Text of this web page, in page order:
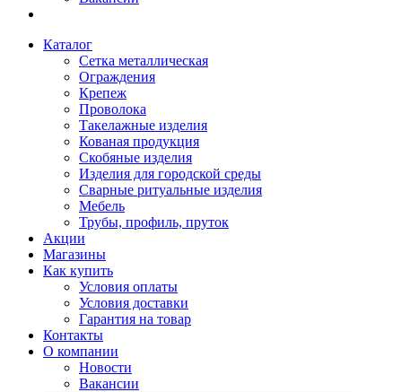
Каталог
Сетка металлическая
Ограждения
Крепеж
Проволока
Такелажные изделия
Кованая продукция
Скобяные изделия
Изделия для городской среды
Сварные ритуальные изделия
Мебель
Трубы, профиль, пруток
Акции
Магазины
Как купить
Условия оплаты
Условия доставки
Гарантия на товар
Контакты
О компании
Новости
Вакансии